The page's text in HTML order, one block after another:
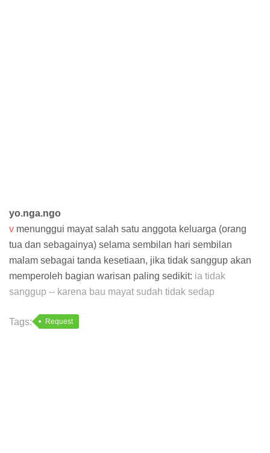
yo.nga.ngo
v menunggui mayat salah satu anggota keluarga (orang
tua dan sebagainya) selama sembilan hari sembilan
malam sebagai tanda kesetiaan, jika tidak sanggup akan
memperoleh bagian warisan paling sedikit: ia tidak
sanggup -- karena bau mayat sudah tidak sedap
Tags: Request